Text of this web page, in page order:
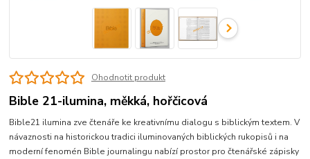
Ohodnotit produkt
Bible 21-ilumina, měkká, hořčicová
Bible21 ilumina zve čtenáře ke kreativnímu dialogu s biblickým textem. V
návaznosti na historickou tradici iluminovaných biblických rukopisů i na
moderní fenomén Bible journalingu nabízí prostor pro čtenářské zápisky